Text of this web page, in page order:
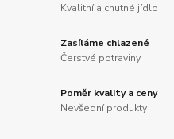
Kvalitní a chutné jídlo
Zasíláme chlazené
Čerstvé potraviny
Poměr kvality a ceny
Nevšední produkty